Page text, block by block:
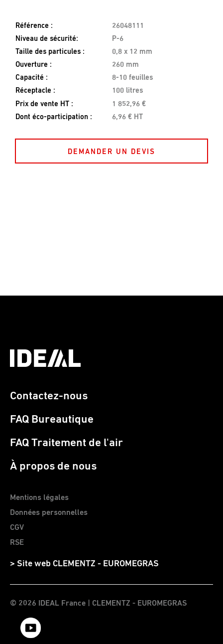
Référence :
26048111
Niveau de sécurité:
P-6
Taille des particules :
0,8 x 12 mm
Ouverture :
260 mm
Capacité :
8-10 feuilles
Réceptacle :
100 litres
Prix de vente HT :
1 852,96 €
Dont éco-participation :
6,96 € HT
DEMANDER UN DEVIS
> Site web CLEMENTZ - EUROMEGRAS
Contactez-nous
FAQ Bureautique
FAQ Traitement de l'air
À propos de nous
Mentions légales
Données personnelles
CGV
RSE
© 2026 IDEAL France | CLEMENTZ - EUROMEGRAS